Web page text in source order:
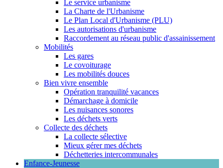
Le service urbanisme
La Charte de l'Urbanisme
Le Plan Local d'Urbanisme (PLU)
Les autorisations d'urbanisme
Raccordement au réseau public d'assainissement
Mobilités
Les gares
Le covoiturage
Les mobilités douces
Bien vivre ensemble
Opération tranquilité vacances
Démarchage à domicile
Les nuisances sonores
Les déchets verts
Collecte des déchets
La collecte sélective
Mieux gérer mes déchets
Déchetteries intercommunales
Enfance-Jeunesse